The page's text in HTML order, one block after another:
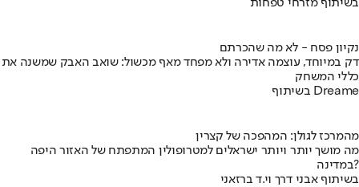
בשיתוף מזרחי טפחות
נקיון פסח - לא מה שהכרתם
דק במיוחד, עוצמה אדירה ולא מפחד מאף מכשול: שואב האבק שמשנה את
כללי המשחק
בשיתוף Dreame
מהמרכז לגולן: המהפכה של קצרין
מה מושך יותר ויותר ישראלים למטרופולין המתפתח של האזור היפה
במדינה?
בשיתוף אבני דרך וי.ד ברזאני